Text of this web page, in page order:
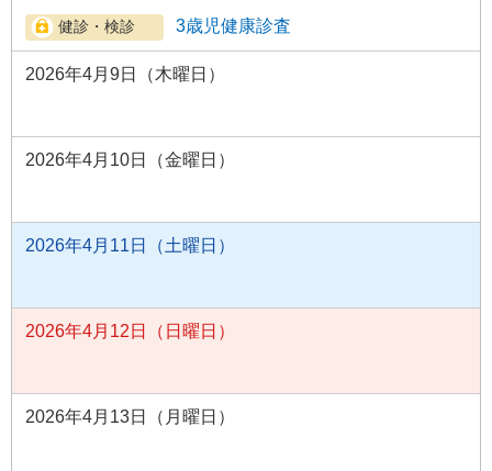
3歳児健康診査
2026年4月9日（木曜日）
2026年4月10日（金曜日）
2026年4月11日（土曜日）
2026年4月12日（日曜日）
2026年4月13日（月曜日）